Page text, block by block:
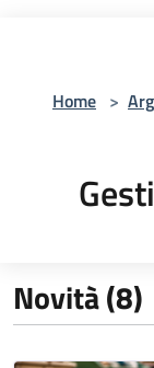
Home >
Novità (8)